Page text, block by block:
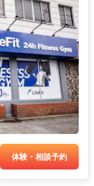
体験・相談予約